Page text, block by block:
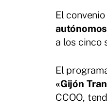
El
autónomos
a los cinco
El
«Gijón
CCOO,